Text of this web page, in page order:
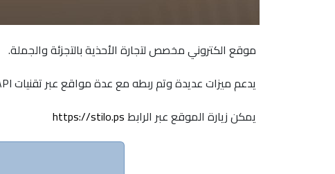
موقع الكتروني مخصص لتجارة الأحذية بالتجزئة والجملة.
يدعم ميزات عديدة وتم ربطه مع عدة مواقع عبر تقنيات API
يمكن زيارة الموقع عبر الرابطhttps://stilo.ps